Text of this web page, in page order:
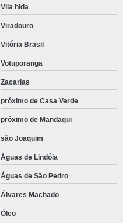
Vila hida
Viradouro
Vitória Brasil
Votuporanga
Zacarias
próximo de Casa Verde
próximo de Mandaqui
são Joaquim
Águas de Lindóia
Águas de São Pedro
Álvares Machado
Óleo